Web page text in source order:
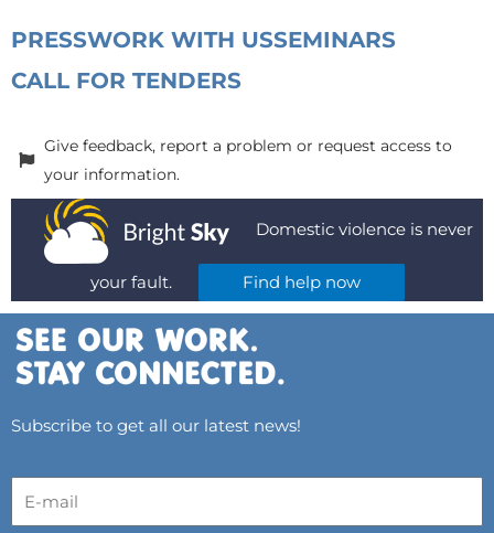
PRESSWORK WITH USSEMINARS
CALL FOR TENDERS
Give feedback, report a problem or request access to
your information.
Domestic violence is never
your fault. Find help now
Subscribe to get all our latest news!